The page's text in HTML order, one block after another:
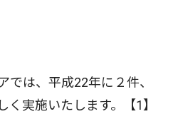
は、平成22年に２件、
実施いたします。【1】